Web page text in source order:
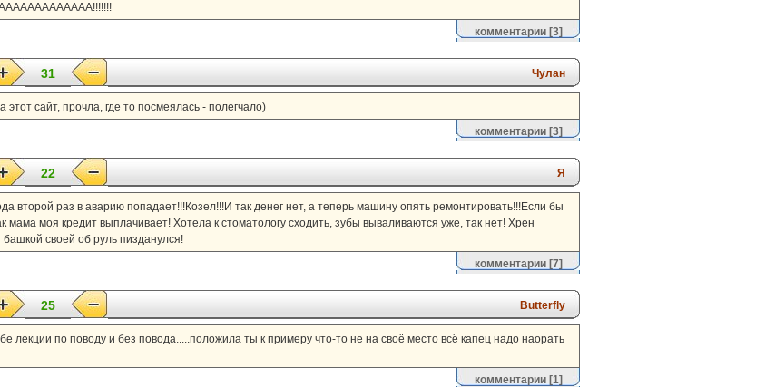
комментарии[3]
31 Чулан
сайт, прочла, где то посмеялась - полегчало)
комментарии[3]
22 Я
второй раз в аварию попадает!!!Козел!!!И так денег нет, а теперь машину опять ремонтировать!!!Если бы
мама моя кредит выплачивает! Хотела к стоматологу сходить, зубы вываливаются уже, так нет! Хрен
своей об руль пизданулся!
комментарии[7]
25 Butterfly
лекции по поводу и без повода.....положила ты к примеру что-то не на своё место всё капец надо наорать
комментарии[1]